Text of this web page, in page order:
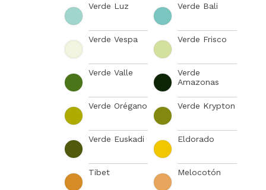
Verde Luz Verde Bali
Verde Vespa Verde Frisco
Verde Valle
Verde
Amazonas
Verde Orégano Verde Krypton
Verde Euskadi Eldorado
Tibet Melocotón